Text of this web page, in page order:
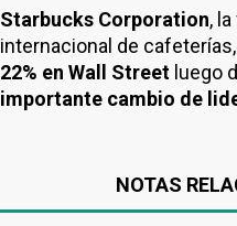
Starbucks Corporation,
internacional de cafeterías,
22% en Wall Street luego
importante cambio de
NOTAS